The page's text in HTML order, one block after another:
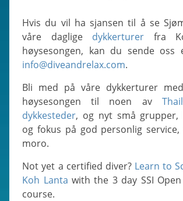
Hvis du vil ha sjansen til å se Sjømøl på en av
våre daglige dykkerturer fra
høysesongen, kan du sende oss
info@diveandrelax.com.
Bli med på våre dykkerturer med hurtigbåt i
høysesongen til noen av
dykkesteder, og nyt små grupper,
og fokus på god personlig
moro.
Not yet a certified diver? Learn to
Koh Lanta with the 3 day SSI
course.